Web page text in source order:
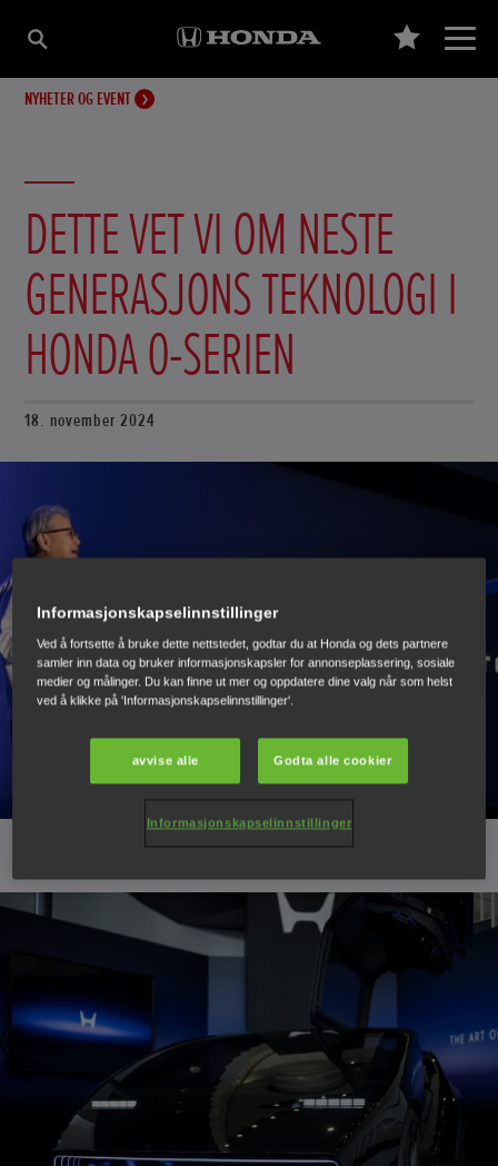
NYHETER OG EVENT
DETTE VET VI OM NESTE
GENERASJONS TEKNOLOGI I
HONDA 0-SERIEN
18. november 2024
Informasjonskapselinnstillinger
Ved å fortsette å bruke dette nettstedet, godtar du at Honda og dets partnere
samler inn data og bruker informasjonskapsler for annonseplassering, sosiale
medier og målinger. Du kan finne ut mer og oppdatere dine valg når som helst
ved å klikke på 'Informasjonskapselinnstillinger'.
avvise alle Godta alle cookier
Informasjonskapselinnstillinger